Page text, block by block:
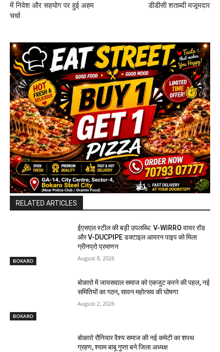
में निवेश और सहयोग पर हुई अहम
चर्चा
डीडीसी शताब्दी मजूमदार
RELATED ARTICLES
BOKARO
ईएसएल स्टील की बड़ी उपलब्धि: V-WIRRO वायर रॉड
और V-DUCPIPE डक्टाइल आयरन पाइप को मिला
ग्रीनप्रो प्रमाणन
August 8, 2026
BOKARO
बोकारो में जायसवाल समाज को एकजुट करने की पहल, नई
समितियों का गठन, सावन महोत्सव की घोषणा
August 2, 2026
बोकारो रौनियार वैश्य समाज की नई कमेटी का शपथ
ग्रहण, श्याम बाबू गुप्ता बने जिला अध्यक्ष